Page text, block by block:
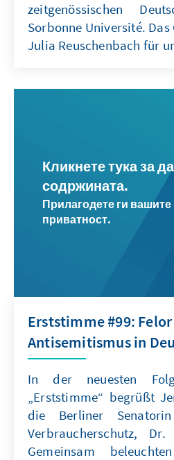
zeitgenössischen
Sorbonne Université.
Julia Reuschenbach für
Кликнете тука за
содржината.
Прилагодете ги
приватност.
Erststimme #99:
Antisemitismus in
In der neuesten
„Erststimme“ begrüßt
die Berliner
Verbraucherschutz,
Gemeinsam